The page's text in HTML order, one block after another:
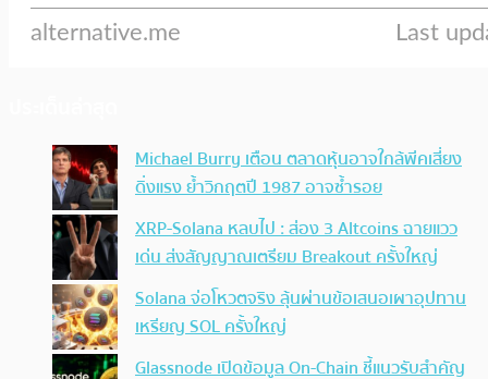
Michael Burry เตือน ตลาดหุ้นอาจใกล้พีคเสี่ยง
ดิ่งแรง ย้ำวิกฤตปี 1987 อาจซ้ำรอย
XRP-Solana หลบไป : ส่อง 3 Altcoins ฉายแวว
เด่น ส่งสัญญาณเตรียม Breakout ครั้งใหญ่
Solana จ่อโหวตจริง ลุ้นผ่านข้อเสนอเผาอุปทาน
เหรียญ SOL ครั้งใหญ่
Glassnode เปิดข้อมูล On-Chain ชี้แนวรับสำคัญ